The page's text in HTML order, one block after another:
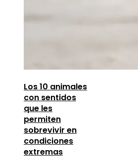
Los 10 animales
con sentidos
que les
permiten
sobrevivir en
condiciones
extremas